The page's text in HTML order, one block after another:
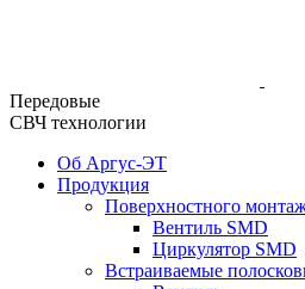
Передовые
СВЧ технологии
Об Аргус-ЭТ
Продукция
Поверхностного
Вентиль SMD
Циркулятор SMD
Встраиваемые